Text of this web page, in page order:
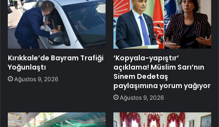
Kırıkkale’de Bayram Trafiği
Yoğunlaştı
Ağustos 9, 2026
‘Kopyala-yapıştır’
açıklama! Müslim Sarı’nın
Sinem Dedetaş
paylaşımına yorum yağıyor
Ağustos 9, 2026